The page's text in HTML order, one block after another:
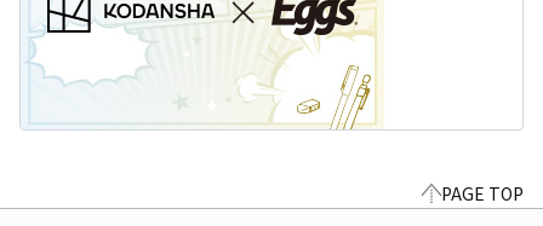
PAGE TOP